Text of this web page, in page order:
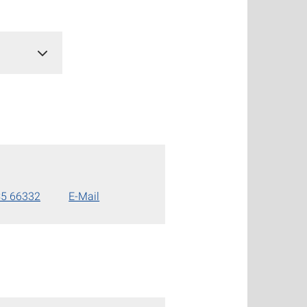
66332 E-Mail